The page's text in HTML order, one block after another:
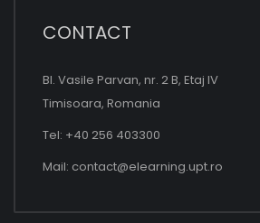
CONTACT
Bl. Vasile Parvan, nr. 2 B, Etaj IV
Timisoara, Romania
Tel: +40 256 403300
Mail: contact@elearning.upt.ro